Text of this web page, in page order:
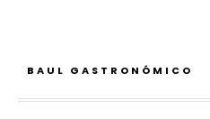
BAUL GASTRONÓMICO